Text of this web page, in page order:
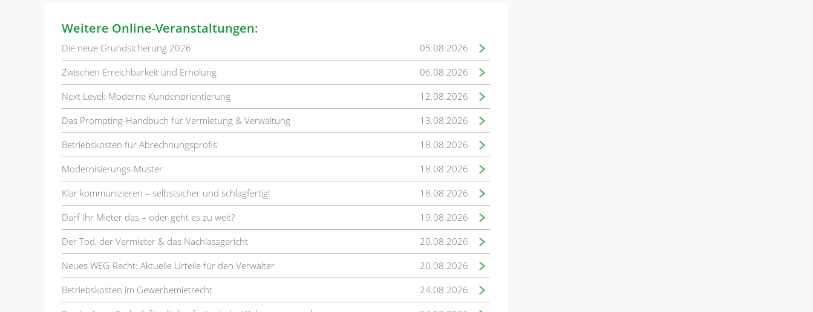
Weitere Online-Veranstaltungen:
Die neue Grundsicherung 2026
05.08.2026
Zwischen Erreichbarkeit und Erholung
06.08.2026
Next Level: Moderne Kundenorientierung
12.08.2026
Das Prompting-Handbuch für Vermietung & Verwaltung
13.08.2026
Betriebskosten für Abrechnungsprofis
18.08.2026
Modernisierungs-Muster
18.08.2026
Klar kommunizieren – selbstsicher und schlagfertig!
18.08.2026
Darf Ihr Mieter das – oder geht es zu weit?
19.08.2026
Der Tod, der Vermieter & das Nachlassgericht
20.08.2026
Neues WEG-Recht: Aktuelle Urteile für den Verwalter
20.08.2026
Betriebskosten im Gewerbemietrecht
24.08.2026